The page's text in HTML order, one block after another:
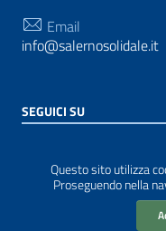
Questo sito utilizza
Proseguendo nella
Email
info@salernosolidale.it
SEGUICI SU
grafico ItaliaWP2 |